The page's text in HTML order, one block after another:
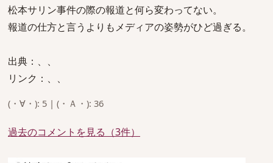
松本サリン事件の際の報道と何ら変わってない。
報道の仕方と言うよりもメディアの姿勢がひど過ぎる。
出典：、、
リンク：、、
(・∀・): 5 | (・Ａ・): 36
過去のコメントを見る（3件）